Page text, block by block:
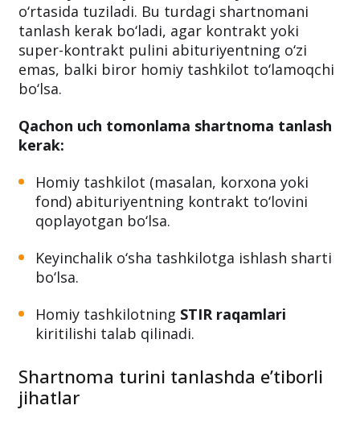
o‘rtasida tuziladi. Bu turdagi shartnomani
tanlash kerak bo‘ladi, agar kontrakt yoki
super-kontrakt pulini abituriyentning o‘zi
emas, balki biror homiy tashkilot to‘lamoqchi
bo‘lsa.
Qachon uch tomonlama shartnoma tanlash
kerak:
Homiy tashkilot (masalan, korxona yoki
fond) abituriyentning kontrakt to‘lovini
qoplayotgan bo‘lsa.
Keyinchalik o‘sha tashkilotga ishlash sharti
bo‘lsa.
Homiy tashkilotning STIR raqamlari
kiritilishi talab qilinadi.
Shartnoma turini tanlashda e’tiborli
jihatlar